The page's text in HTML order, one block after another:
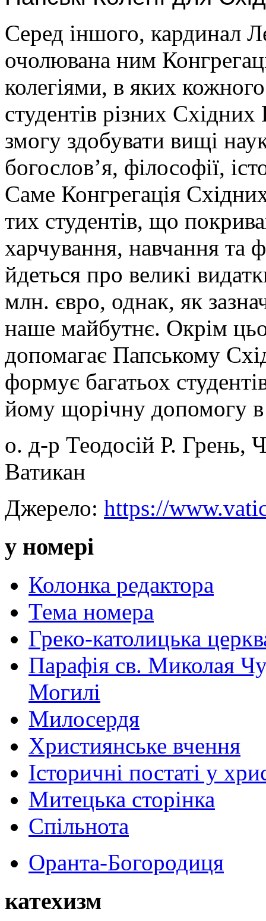
Серед іншого, кардинал
очолювана ним
колегіями, в яких
студентів різних
змогу здобувати вищі
богослов’я, філософії,
Саме Конгрегація
тих студентів, що
харчування, навчання та
йдеться про великі
млн. євро, однак, як
наше майбутнє. Окрім
допомагає Папському
формує багатьох
йому щорічну допомогу в
о. д-р Теодосій Р.
Ватикан
Джерело: https://
у номері
Колонка редактора
Тема номера
Греко-католицька
Парафія св. Миколая
Могилі
Милосердя
Християнське вчення
Історичні постаті у
Митецька сторінка
Спільнота
Оранта-Богородиця
катехизм